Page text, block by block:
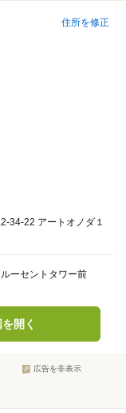
住所を修正
34-22 アートオノダ１
ーセントタワー前
開く
広告を非表示